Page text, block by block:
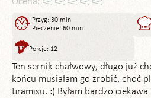
Przyg: 30 min
Pieczenie: 60 min
Porcje: 12
Ten sernik chałwowy, długo już
końcu musiałam go zrobić, choć
tiramisu. :) Byłam bardzo ciekawa